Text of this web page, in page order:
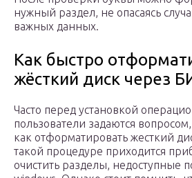
нужный раздел, не опасаясь
важных данных.
Как быстро
жёсткий диск через
Часто перед установкой
пользователи задаются вопросом,
как отформатировать жесткий
такой процедуре приходится
очистить разделы, недоступные